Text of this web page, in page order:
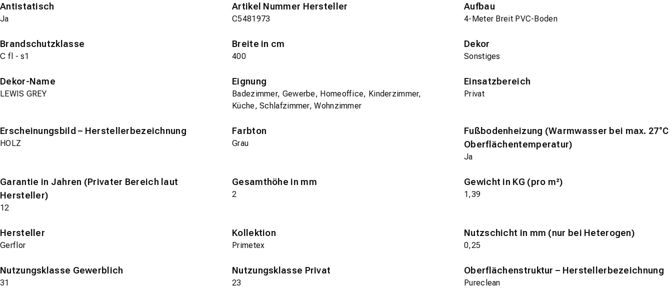
Antistatisch
Ja
Artikel Nummer Hersteller
C5481973
Aufbau
4-Meter Breit PVC-Boden
Brandschutzklasse
C fl - s1
Breite in cm
400
Dekor
Sonstiges
Dekor-Name
LEWIS GREY
Eignung
Badezimmer, Gewerbe, Homeoffice, Kinderzimmer,
Küche, Schlafzimmer, Wohnzimmer
Einsatzbereich
Privat
Erscheinungsbild – Herstellerbezeichnung
HOLZ
Farbton
Grau
Fußbodenheizung (Warmwasser bei max. 27°C
Oberflächentemperatur)
Ja
Garantie in Jahren (Privater Bereich laut
Hersteller)
12
Gesamthöhe in mm
2
Gewicht in KG (pro m²)
1,39
Hersteller
Gerflor
Kollektion
Primetex
Nutzschicht in mm (nur bei Heterogen)
0,25
Nutzungsklasse Gewerblich
31
Nutzungsklasse Privat
23
Oberflächenstruktur – Herstellerbezeichnung
Pureclean